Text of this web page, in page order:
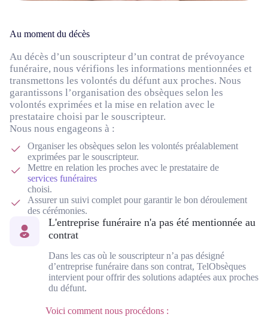
Au moment du décès
Au décès d’un souscripteur d’un contrat de prévoyance
funéraire, nous vérifions les informations mentionnées et
transmettons les volontés du défunt aux proches. Nous
garantissons l’organisation des obsèques selon les
volontés exprimées et la mise en relation avec le
prestataire choisi par le souscripteur.
Nous nous engageons à :
Organiser les obsèques selon les volontés préalablement
exprimées par le souscripteur.
Mettre en relation les proches avec le prestataire de
services funéraires
choisi.
Assurer un suivi complet pour garantir le bon déroulement
des cérémonies.
L'entreprise funéraire n'a pas été mentionnée au
contrat
Dans les cas où le souscripteur n’a pas désigné
d’entreprise funéraire dans son contrat, TelObsèques
intervient pour offrir des solutions adaptées aux proches
du défunt.
Voici comment nous procédons :